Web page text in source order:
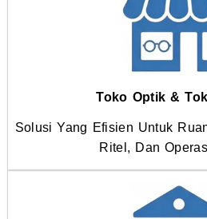
Toko Optik &
Solusi Yang Efisien Untuk
Ritel, Dan